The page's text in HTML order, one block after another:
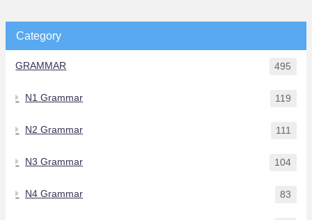
Category
GRAMMAR 495
N1 Grammar 119
N2 Grammar 111
N3 Grammar 104
N4 Grammar 83